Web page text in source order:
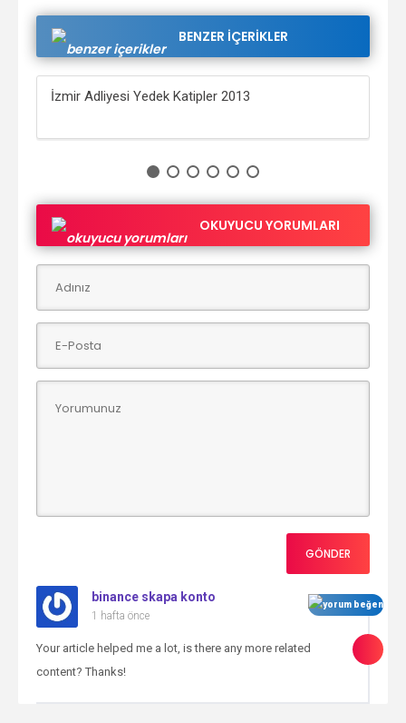
BENZER İÇERİKLER
İzmir Adliyesi Yedek Katipler 2013
OKUYUCU YORUMLARI
binance skapa konto
1 hafta önce
Your article helped me a lot, is there any more related
content? Thanks!